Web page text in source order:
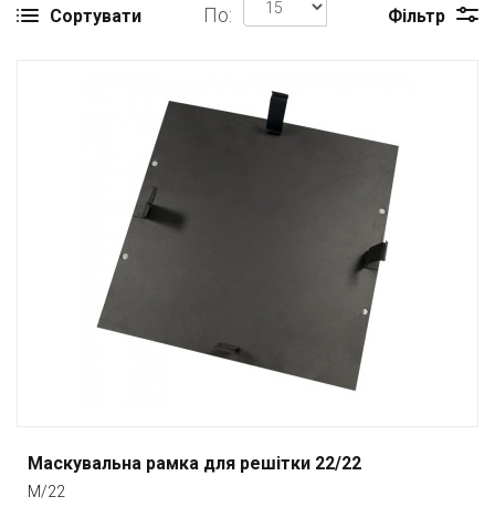
Сортувати По: Фільтр
Маскувальна рамка для решітки 22/22
M/22